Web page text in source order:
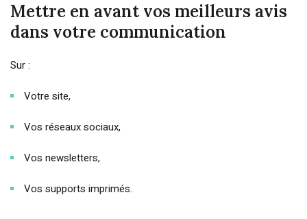
Mettre en avant vos meilleurs avis
dans votre communication
Sur :
Votre site,
Vos réseaux sociaux,
Vos newsletters,
Vos supports imprimés.